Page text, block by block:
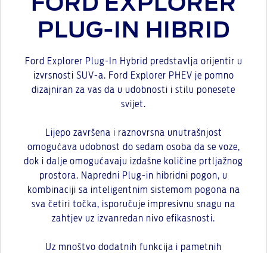
PLUG-IN HIBRID
Ford Explorer Plug-In Hybrid predstavlja orijentir u
izvrsnosti SUV-a. Ford Explorer PHEV je pomno
dizajniran za vas da u udobnosti i stilu ponesete
svijet.
Lijepo završena i raznovrsna unutrašnjost
omogućava udobnost do sedam osoba da se voze,
dok i dalje omogućavaju izdašne količine prtljažnog
prostora. Napredni Plug-in hibridni pogon, u
kombinaciji sa inteligentnim sistemom pogona na
sva četiri točka, isporučuje impresivnu snagu na
zahtjev uz izvanredan nivo efikasnosti.
Uz mnoštvo dodatnih funkcija i pametnih